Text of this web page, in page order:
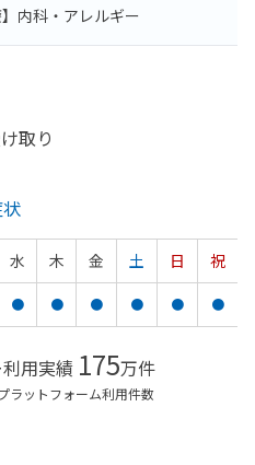
】内科・アレルギー
取り
水 木 金 土 日
祝
● ● ● ● ● ●
用実績 175万件
ットフォーム利用件数